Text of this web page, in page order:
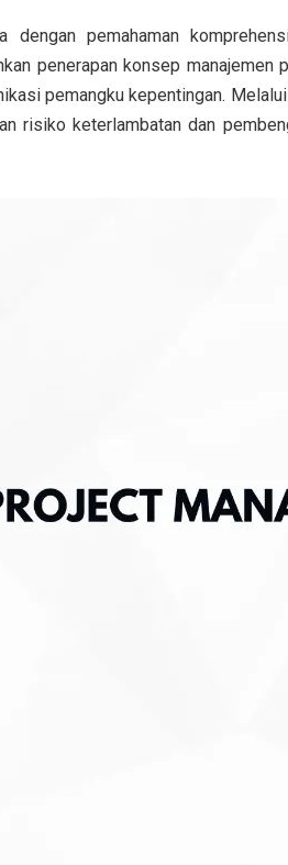
pemahaman
penerapan konsep manajemen
pemangku kepentingan.
risiko keterlambatan dan